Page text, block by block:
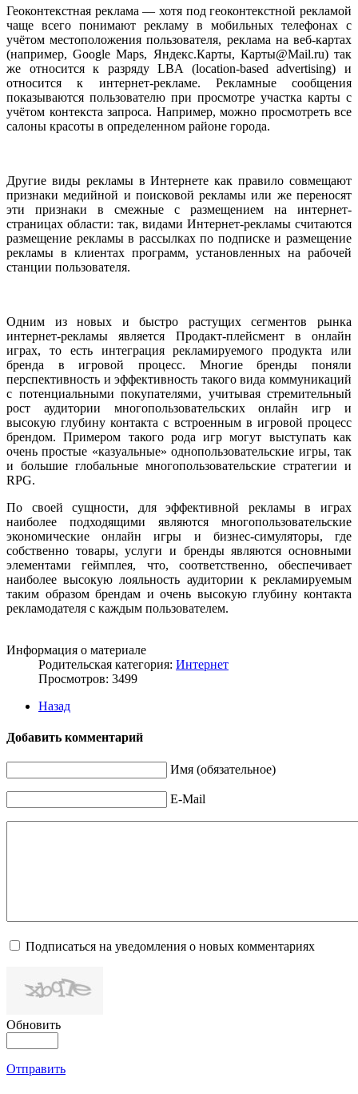
Геоконтекстная реклама — хотя под геоконтекстной рекламой
чаще всего понимают рекламу в мобильных телефонах с
учётом местоположения пользователя, реклама на веб-картах
(например, Google Maps, Яндекс.Карты, Карты@Mail.ru) так
же относится к разряду LBA (location-based advertising) и
относится к интернет-рекламе. Рекламные сообщения
показываются пользователю при просмотре участка карты с
учётом контекста запроса. Например, можно просмотреть все
салоны красоты в определенном районе города.
Другие виды рекламы в Интернете как правило совмещают
признаки медийной и поисковой рекламы или же переносят
эти признаки в смежные с размещением на интернет-
страницах области: так, видами Интернет-рекламы считаются
размещение рекламы в рассылках по подписке и размещение
рекламы в клиентах программ, установленных на рабочей
станции пользователя.
Одним из новых и быстро растущих сегментов рынка
интернет-рекламы является Продакт-плейсмент в онлайн
играх, то есть интеграция рекламируемого продукта или
бренда в игровой процесс. Многие бренды поняли
перспективность и эффективность такого вида коммуникаций
с потенциальными покупателями, учитывая стремительный
рост аудитории многопользовательских онлайн игр и
высокую глубину контакта с встроенным в игровой процесс
брендом. Примером такого рода игр могут выступать как
очень простые «казуальные» однопользовательские игры, так
и большие глобальные многопользовательские стратегии и
RPG.
По своей сущности, для эффективной рекламы в играх
наиболее подходящими являются многопользовательские
экономические онлайн игры и бизнес-симуляторы, где
собственно товары, услуги и бренды являются основными
элементами геймплея, что, соответственно, обеспечивает
наиболее высокую лояльность аудитории к рекламируемым
таким образом брендам и очень высокую глубину контакта
рекламодателя с каждым пользователем.
Информация о материале
Родительская категория: Интернет
Просмотров: 3499
Назад
Добавить комментарий
Имя (обязательное)
E-Mail
Подписаться на уведомления о новых комментариях
Обновить
Отправить